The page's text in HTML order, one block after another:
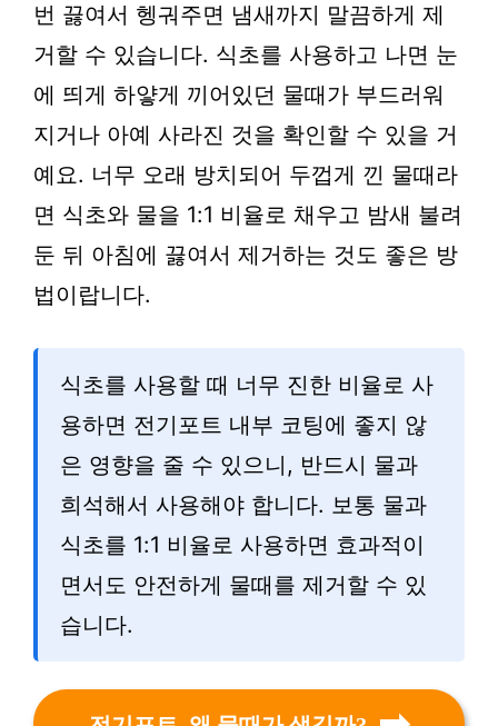
번 끓여서 헹궈주면 냄새까지 말끔하게 제
거할 수 있습니다. 식초를 사용하고 나면 눈
에 띄게 하얗게 끼어있던 물때가 부드러워
지거나 아예 사라진 것을 확인할 수 있을 거
예요. 너무 오래 방치되어 두껍게 낀 물때라
면 식초와 물을 1:1 비율로 채우고 밤새 불려
둔 뒤 아침에 끓여서 제거하는 것도 좋은 방
법이랍니다.
식초를 사용할 때 너무 진한 비율로 사
용하면 전기포트 내부 코팅에 좋지 않
은 영향을 줄 수 있으니, 반드시 물과
희석해서 사용해야 합니다. 보통 물과
식초를 1:1 비율로 사용하면 효과적이
면서도 안전하게 물때를 제거할 수 있
습니다.